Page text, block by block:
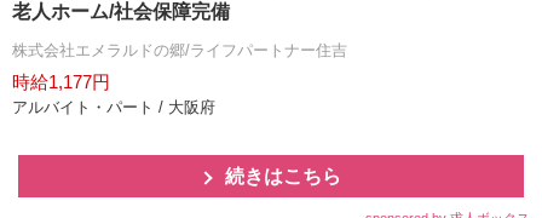
老人ホーム/社会保障完備
株式会社エメラルドの郷/ライフパートナー住吉
時給1,177円
アルバイト・パート / 大阪府
続きはこちら